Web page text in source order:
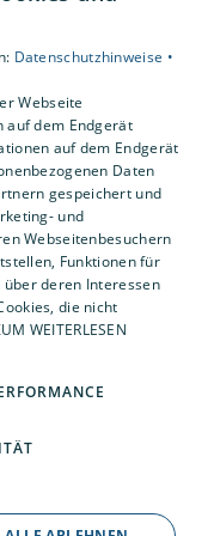
Datenschutzhinweise •
Webseite
auf dem Endgerät
auf dem Endgerät
Daten
gespeichert und
und
Webseitenbesuchern
Funktionen für
deren Interessen
die nicht
WEITERLESEN